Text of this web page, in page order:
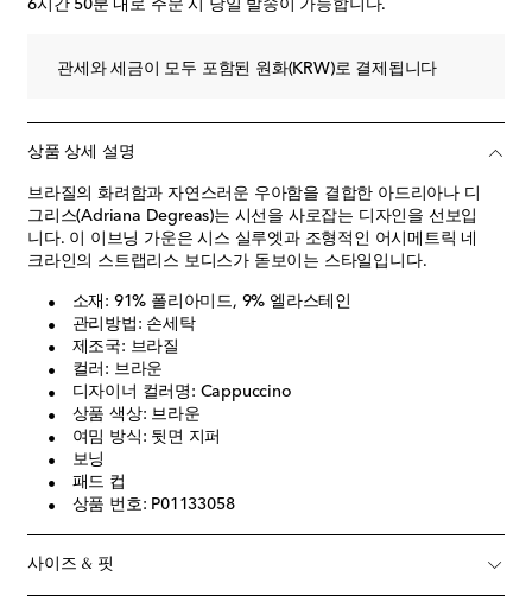
6시간 50분 내로 주문 시 당일 발송이 가능합니다.
관세와 세금이 모두 포함된 원화(KRW)로 결제됩니다
상품 상세 설명
브라질의 화려함과 자연스러운 우아함을 결합한 아드리아나 디
그리스(Adriana Degreas)는 시선을 사로잡는 디자인을 선보입
니다. 이 이브닝 가운은 시스 실루엣과 조형적인 어시메트릭 네
크라인의 스트랩리스 보디스가 돋보이는 스타일입니다.
소재: 91% 폴리아미드, 9% 엘라스테인
관리방법: 손세탁
제조국: 브라질
컬러: 브라운
디자이너 컬러명: Cappuccino
상품 색상: 브라운
여밈 방식: 뒷면 지퍼
보닝
패드 컵
상품 번호: P01133058
사이즈 & 핏